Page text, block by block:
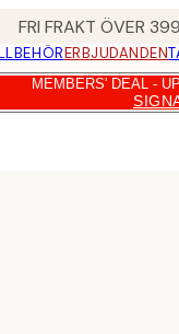
FRI FRAKT ÖVER
ERBJUDANDEN
MEMBERS' DEAL -